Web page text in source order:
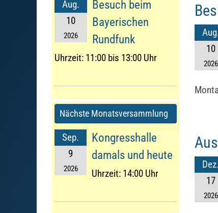
10
2026
Dez.
17
2026
Aug.
10
2026
Besuch beim
Bayerischen
Rundfunk
Uhrzeit: 11:00 bis 13:00 Uhr
Nächste Monatsversammlung
Sep.
9
2026
Kongresshalle
damals und heute
Uhrzeit: 14:00 Uhr